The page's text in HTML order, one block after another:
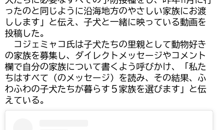
ったのと同じように沿海地方のやさしい家族にお渡
しします」と伝え、子犬と一緒に映っている動画を
投稿した。
コジェミャコ氏は子犬たちの里親として動物好き
の家族を募集し、ダイレクトメッセージやコメント
欄で自分の家族について書くよう呼びかけ、「私た
ちはすべて（のメッセージ）を読み、その結果、ふ
わふわの子犬たちが暮らす５家族を選びます」と伝
えている。